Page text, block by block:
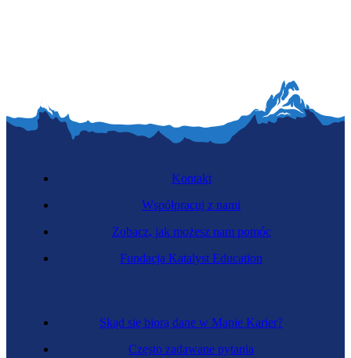
Skąd się biorą dane w Mapie Karier?
Często zadawane pytania
Kontakt
Współpracuj z nami
Zobacz, jak możesz nam pomóc
Fundacja Katalyst Education